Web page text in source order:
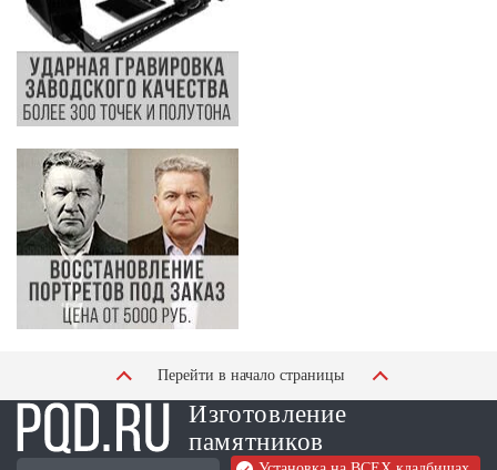
Перейти в начало страницы
Изготовление
памятников